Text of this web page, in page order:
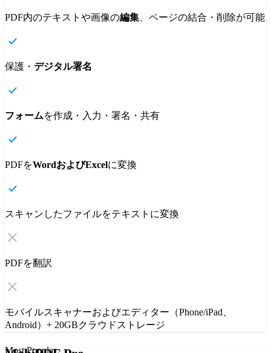
PDF内のテキストや画像の編集 、ページの結合・削除が可能
保護・ デジタル署名
フォームを作成・入力・署名・共有
PDFをWordおよびExcelに変換
スキャンしたファイルをテキストに変換
PDFを翻訳
モバイルスキャナーおよびエディター（Phone/iPad、
Android）+ 20GBクラウドストレージ
Most Popular